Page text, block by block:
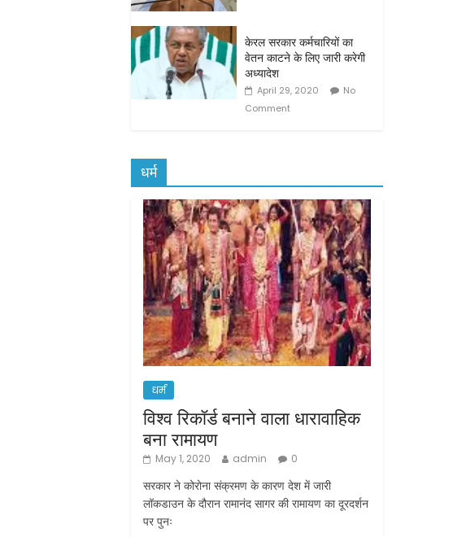
केरल सरकार कर्मचारियों का
वेतन काटने के लिए जारी करेगी
अध्यादेश
April 29, 2020
No
Comment
धर्म
धर्म
विश्व रिकॉर्ड बनाने वाला धारावाहिक
बना रामायण
May 1, 2020 admin 0
सरकार ने कोरोना संक्रमण के कारण देश में जारी
लॉकडाउन के दौरान रामानंद सागर की रामायण का दूरदर्शन
पर पुनः